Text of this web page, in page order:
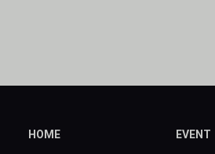
HOME EVENT